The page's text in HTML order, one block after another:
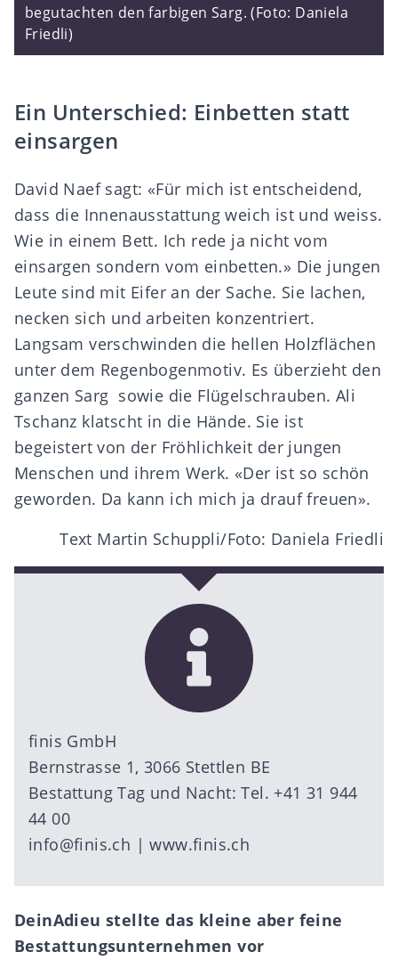
begutachten den farbigen Sarg. (Foto: Daniela
Friedli)
Ein Unterschied: Einbetten statt
einsargen
David Naef sagt: «Für mich ist entscheidend,
dass die Innenausstattung weich ist und weiss.
Wie in einem Bett. Ich rede ja nicht vom
einsargen sondern vom einbetten.» Die jungen
Leute sind mit Eifer an der Sache. Sie lachen,
necken sich und arbeiten konzentriert.
Langsam verschwinden die hellen Holzflächen
unter dem Regenbogenmotiv. Es überzieht den
ganzen Sarg sowie die Flügelschrauben. Ali
Tschanz klatscht in die Hände. Sie ist
begeistert von der Fröhlichkeit der jungen
Menschen und ihrem Werk. «Der ist so schön
geworden. Da kann ich mich ja drauf freuen».
Text Martin Schuppli/Foto: Daniela Friedli
finis GmbH
Bernstrasse 1, 3066 Stettlen BE
Bestattung Tag und Nacht: Tel. +41 31 944
44 00
info@finis.ch |www.finis.ch
DeinAdieu stellte das kleine aber feine
Bestattungsunternehmen vor